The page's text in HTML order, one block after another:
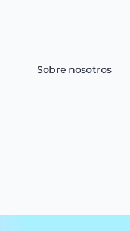
Sobre nosotros